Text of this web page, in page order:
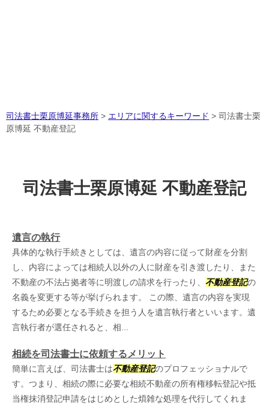
司法書士栗原博延事務所 > エリアに関するキーワード > 司法書士栗
原博延 不動産登記
司法書士栗原博延 不動産登記
遺言の執行
具体的な執行手続きとしては、遺言の内容に従って財産を分割
し、内容によっては相続人以外の人に財産を引き渡したり、また
不動産の不法占拠者等に明渡しの請求を行ったり、 不動産登記の
名義を変更する等が挙げられます。 この際、遺言の内容を実現
するため必要となる手続きを担う人を遺言執行者といいます。遺
言執行者が選任されると、相...
相続を司法書士に依頼するメリット
簡単に言えば、司法書士は不動産登記のプロフェッショナルで
す。つまり、相続の際に必要な相続不動産の所有権移転登記や抵
当権抹消登記申請をはじめとした煩雑な処理を代行してくれま